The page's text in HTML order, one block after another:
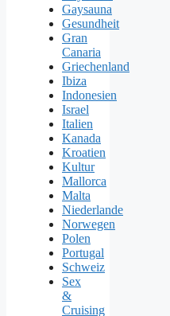
Gaysauna
Gesundheit
Gran
Canaria
Griechenland
Ibiza
Indonesien
Israel
Italien
Kanada
Kroatien
Kultur
Mallorca
Malta
Niederlande
Norwegen
Polen
Portugal
Schweiz
Sex
&
Cruising